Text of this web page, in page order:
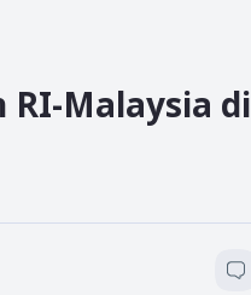
RI-Malaysia di